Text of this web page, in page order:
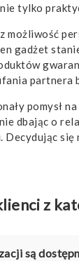
tylko
możliwość
gadżet
partnera
pomysł
dbając o
z
są